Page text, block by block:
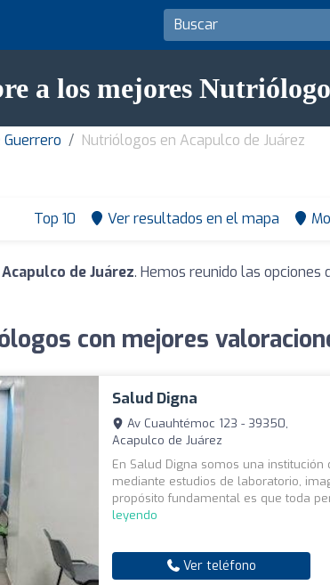
a los mejores
Nutriólogos en Acapulco de Juárez
Top 10 Ver resultados en el mapa
de Juárez. Hemos reunido las
con mejores
Salud Digna
Av Cuauhtémoc 123 - 39350,
Acapulco de Juárez
En Salud Digna somos una
mediante estudios de laboratorio,
propósito fundamental es que toda
leyendo
Ver teléfono